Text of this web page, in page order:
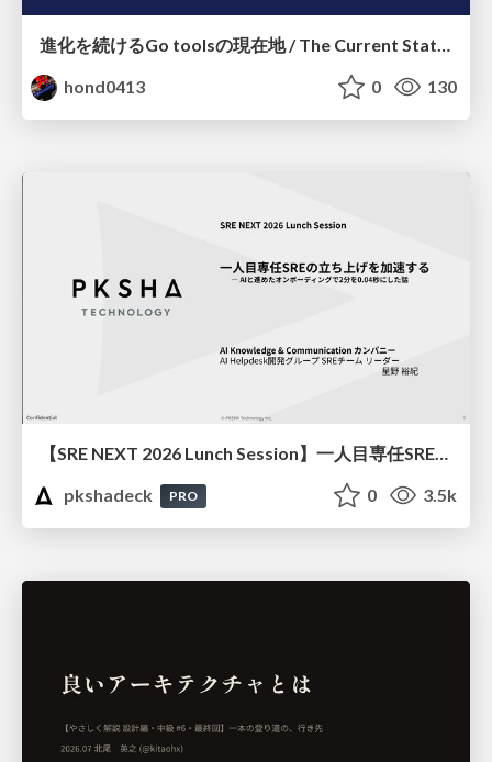
hond0413
0 130
【SRE NEXT 2026 Lunch Session】一人目専任SREの立ち上げを加速する ― AIと進めたオンボーディングで2分を0.04秒にした話
pkshadeck
PRO 0 3.5k